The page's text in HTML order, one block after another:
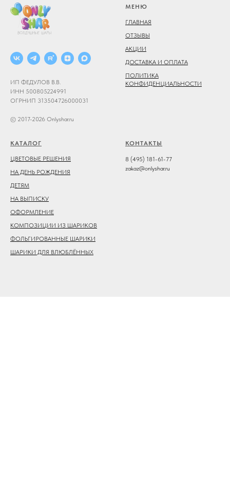
ИП ФЕДУЛОВ В.В.
ИНН 500805224991
ОГРНИП 313504726000031
© 2017-2026 Onlyshar.ru
МЕНЮ
ГЛАВНАЯ
ОТЗЫВЫ
АКЦИИ
ДОСТАВКА И ОПЛАТА
ПОЛИТИКА
КОНФИДЕНЦИАЛЬНОСТИ
КАТАЛОГ
ЦВЕТОВЫЕ РЕШЕНИЯ
НА ДЕНЬ РОЖДЕНИЯ
ДЕТЯМ
НА ВЫПИСКУ
ОФОРМЛЕНИЕ
КОМПОЗИЦИИ ИЗ ШАРИКОВ
ФОЛЬГИРОВАННЫЕ ШАРИКИ
ШАРИКИ ДЛЯ ВЛЮБЛЁННЫХ
КОНТАКТЫ
8 (495) 181-61-77
zakaz@onlyshar.ru